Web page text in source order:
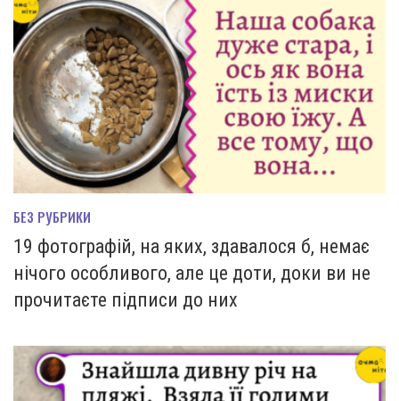
БЕЗ РУБРИКИ
19 фотографій, на яких, здавалося б, немає
нічого особливого, але це доти, доки ви не
прочитаєте підписи до них